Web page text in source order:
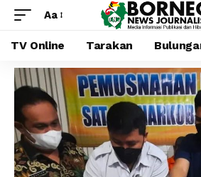
Aa
TV Online Tarakan